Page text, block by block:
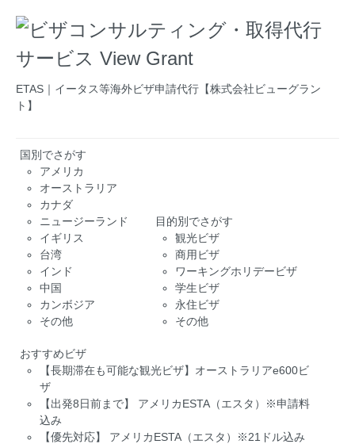
ETAS｜イータス等海外ビザ申請代行【株式会社ビューグラン
ト】
国別でさがす
アメリカ
オーストラリア
カナダ
ニュージーランド
イギリス
台湾
インド
中国
カンボジア
その他
目的別でさがす
観光ビザ
商用ビザ
ワーキングホリデービザ
学生ビザ
永住ビザ
その他
おすすめビザ
【長期滞在も可能な観光ビザ】オーストラリアe600ビ
ザ
【出発8日前まで】 アメリカESTA（エスタ）※申請料
込み
【優先対応】 アメリカESTA（エスタ）※21ドル込み